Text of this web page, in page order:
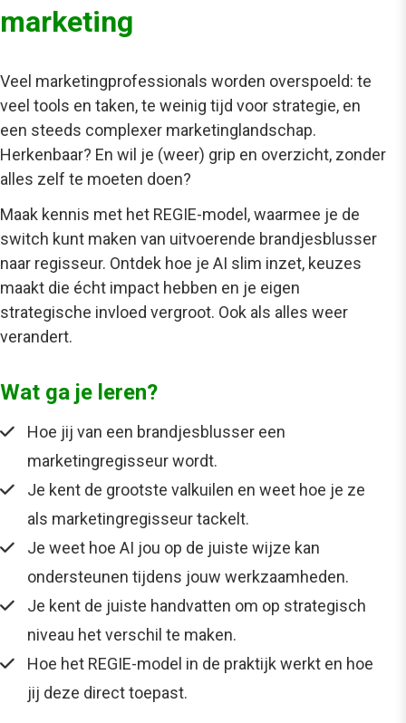
marketing
Veel marketingprofessionals worden overspoeld: te
veel tools en taken, te weinig tijd voor strategie, en
een steeds complexer marketinglandschap.
Herkenbaar? En wil je (weer) grip en overzicht, zonder
alles zelf te moeten doen?
Maak kennis met het REGIE-model, waarmee je de
switch kunt maken van uitvoerende brandjesblusser
naar regisseur. Ontdek hoe je AI slim inzet, keuzes
maakt die écht impact hebben en je eigen
strategische invloed vergroot. Ook als alles weer
verandert.
Wat ga je leren?
Hoe jij van een brandjesblusser een
marketingregisseur wordt.
Je kent de grootste valkuilen en weet hoe je ze
als marketingregisseur tackelt.
Je weet hoe AI jou op de juiste wijze kan
ondersteunen tijdens jouw werkzaamheden.
Je kent de juiste handvatten om op strategisch
niveau het verschil te maken.
Hoe het REGIE-model in de praktijk werkt en hoe
jij deze direct toepast.